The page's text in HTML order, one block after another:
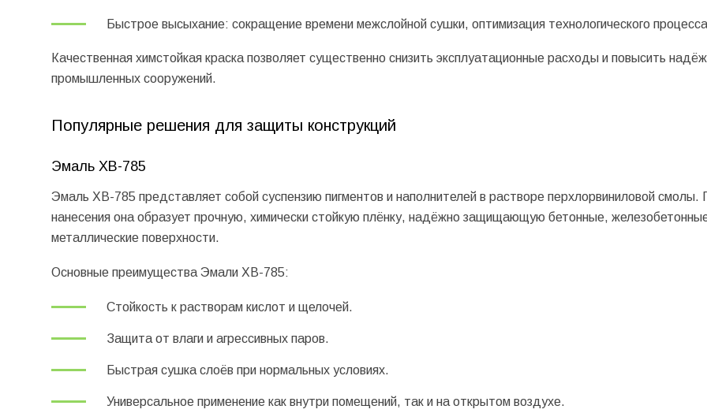
Быстрое высыхание: сокращение времени межслойной сушки, оптимизация технологического
Качественная химстойкая краска позволяет существенно снизить эксплуатационные расходы и повысить
промышленных сооружений.
Популярные решения для защиты конструкций
Эмаль ХВ-785
Эмаль ХВ-785 представляет собой суспензию пигментов и наполнителей в растворе перхлорвиниловой смолы.
нанесения она образует прочную, химически стойкую плёнку, надёжно защищающую бетонные,
металлические поверхности.
Основные преимущества Эмали ХВ-785:
Стойкость к растворам кислот и щелочей.
Защита от влаги и агрессивных паров.
Быстрая сушка слоёв при нормальных условиях.
Универсальное применение как внутри помещений, так и на открытом воздухе.